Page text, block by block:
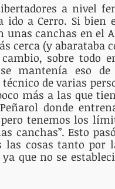
a nivel
ido a Cerro. Si
unas canchas en el
cerca (y abarataba
sobre todo
mantenía eso
de varias
más a las que
donde
tenemos los
canchas”. Esto
las cosas tanto por
que no se